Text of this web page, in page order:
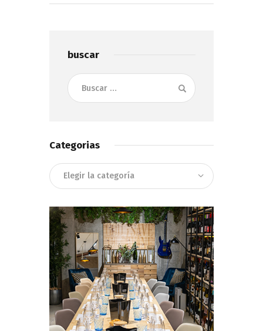
buscar
Buscar:
Categorias
Categorias